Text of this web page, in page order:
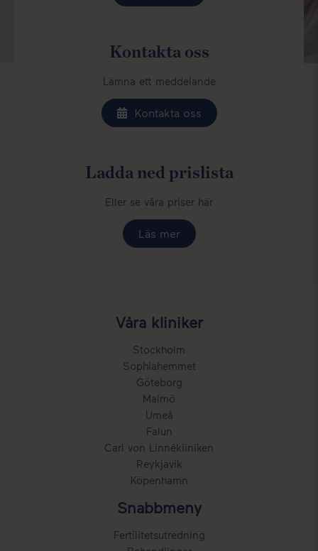
Kontakta oss
Lämna ett meddelande
Kontakta oss
Ladda ned prislista
Eller se våra priser här
Läs mer
Våra kliniker
Stockholm
Sophiahemmet
Göteborg
Malmö
Umeå
Falun
Carl von Linnékliniken
Reykjavik
Köpenhamn
Snabbmeny
Fertilitetsutredning